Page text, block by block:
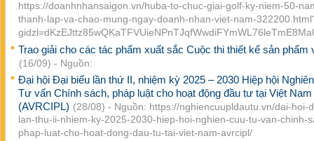
https://doanhnhansaigon.vn/huba-to-chuc-giai-golf-ky-niem-50-
thanh-lap-va-chao-mung-ngay-doanh-nhan-viet-nam-
Trao giải cho các tác phẩm xuất sắc Cuộc thi thiết kế sản phẩm
(16/09) - Nguồn:
Đại hội Đại biểu lần thứ II, nhiệm kỳ 2025 – 2030 Hiệp hội
Tư vấn Chính sách, pháp luật cho hoạt động đầu tư tại Việt Nam
(AVRCIPL) (28/08) - Nguồn: https://nghiencuupldautu.vn/dai-hoi-
lan-thu-ii-nhiem-ky-2025-2030-hiep-hoi-nghien-cuu-tu-van-chinh-
phap-luat-cho-hoat-dong-dau-tu-tai-viet-nam-avrcipl/